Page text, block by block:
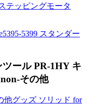
テッピングモータ
5399 スタンダー
ール PR-1HY キ
その他
他グッズ ソリッド for